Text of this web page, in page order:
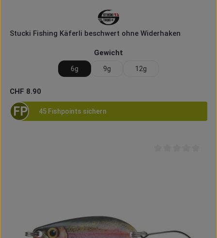
Stucki Fishing Käferli beschwert ohne Widerhaken
Gewicht
6g 9g 12g
Regulärer Preis:
CHF 8.90
FP 45 Fishpoints sichern